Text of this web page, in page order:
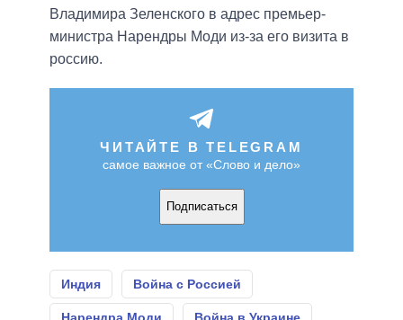
Владимира Зеленского в адрес премьер-
министра Нарендры Моди из-за его визита в
россию.
ЧИТАЙТЕ В TELEGRAM
самое важное от «Слово и дело»
Подписаться
Индия Война с Россией